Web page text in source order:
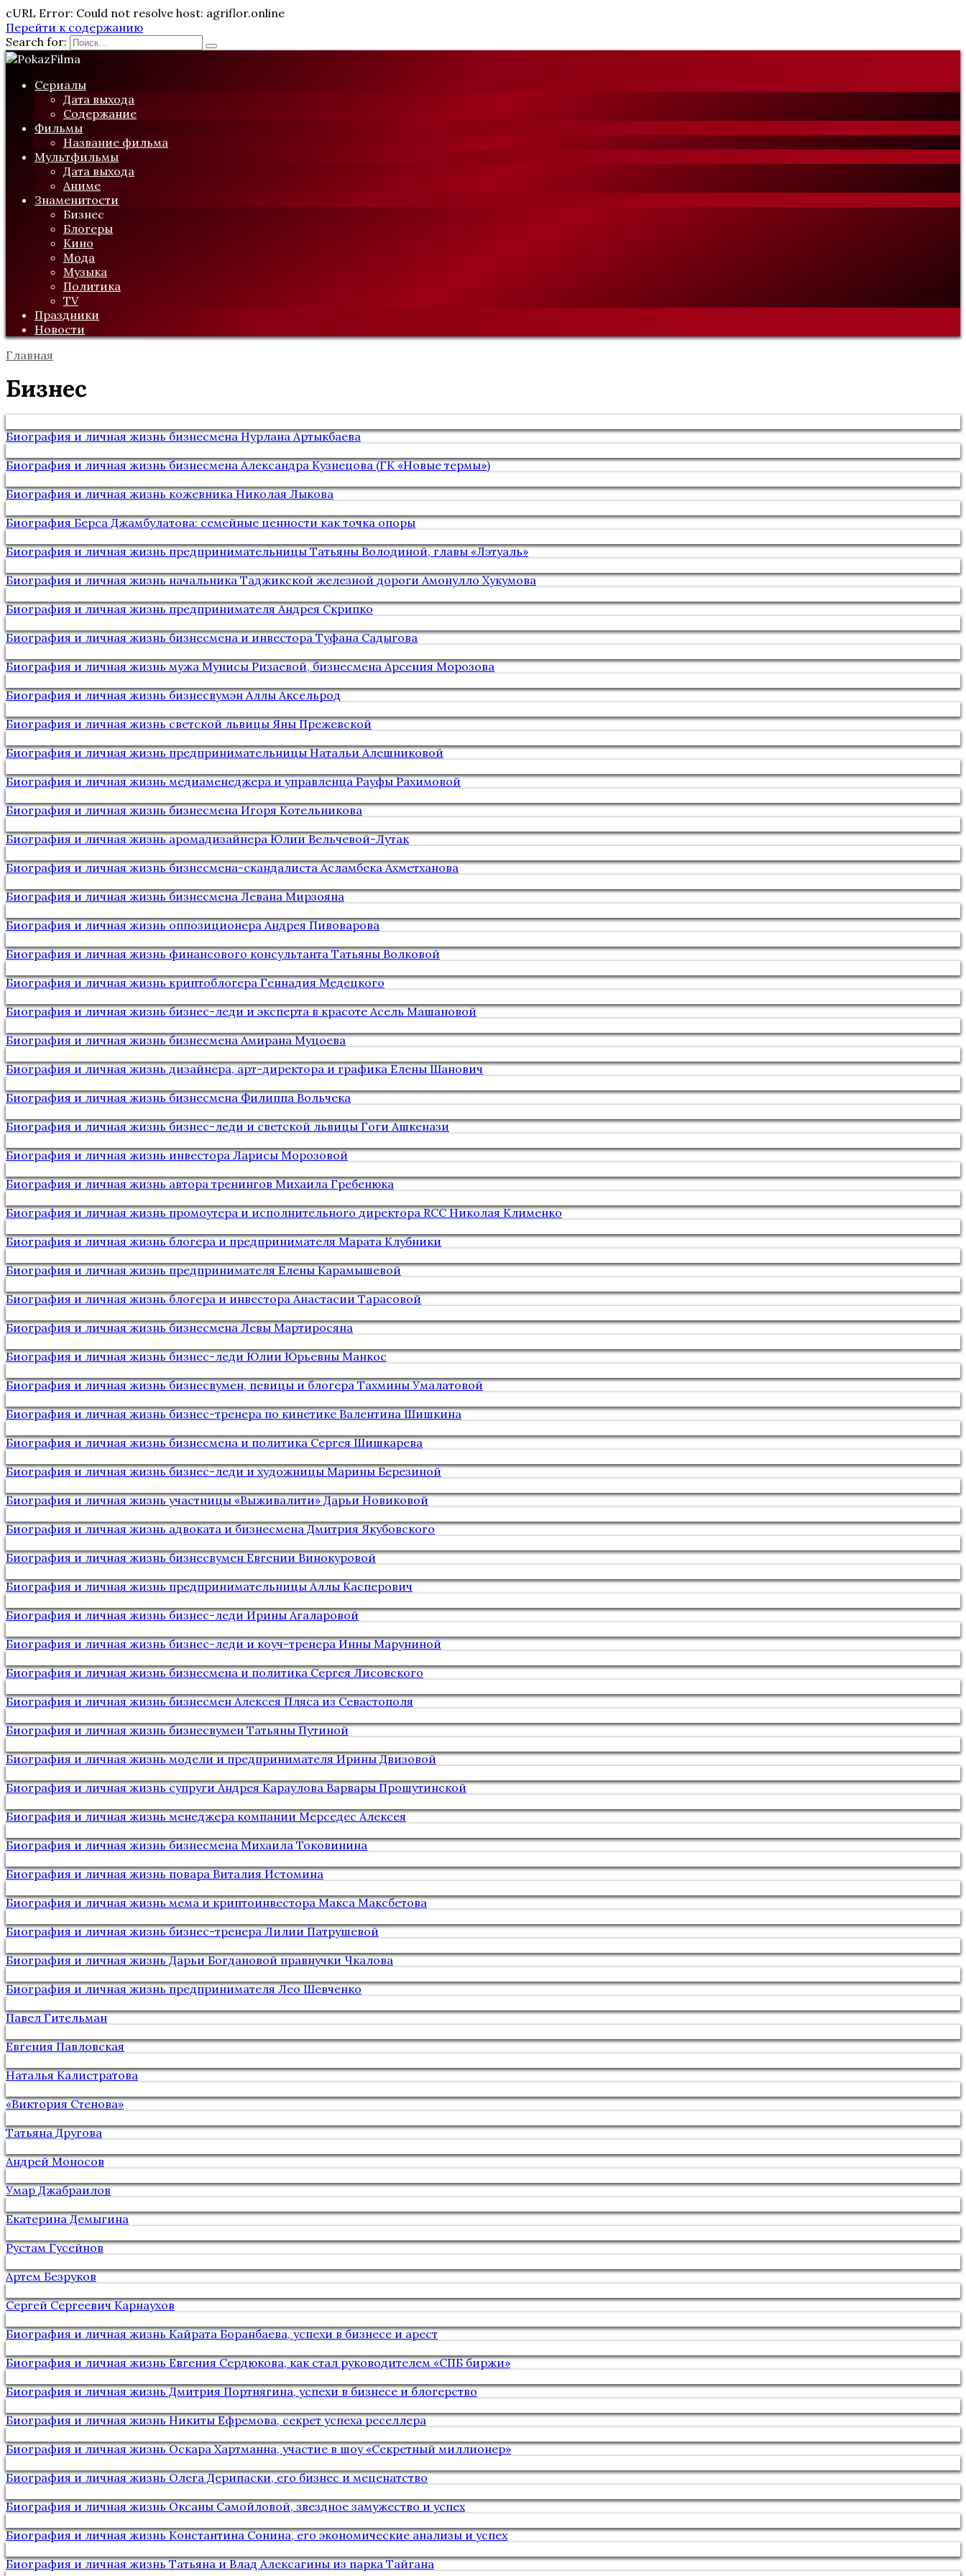
cURL Error: Could not resolve host: agriflor.online
Перейти к содержанию
Search for:
Сериалы
Дата выхода
Содержание
Фильмы
Название фильма
Мультфильмы
Дата выхода
Аниме
Знаменитости
Бизнес
Блогеры
Кино
Мода
Музыка
Политика
TV
Праздники
Новости
Главная
Бизнес
Биография и личная жизнь бизнесмена Нурлана Артыкбаева
Биография и личная жизнь бизнесмена Александра Кузнецова (ГК «Новые термы»)
Биография и личная жизнь кожевника Николая Лыкова
Биография Берса Джамбулатова: семейные ценности как точка опоры
Биография и личная жизнь предпринимательницы Татьяны Володиной, главы «Лэтуаль»
Биография и личная жизнь начальника Таджикской железной дороги Амонулло Хукумова
Биография и личная жизнь предпринимателя Андрея Скрипко
Биография и личная жизнь бизнесмена и инвестора Туфана Садыгова
Биография и личная жизнь мужа Мунисы Ризаевой, бизнесмена Арсения Морозова
Биография и личная жизнь бизнесвумэн Аллы Аксельрод
Биография и личная жизнь светской львицы Яны Прежевской
Биография и личная жизнь предпринимательницы Натальи Алешниковой
Биография и личная жизнь медиаменеджера и управленца Рауфы Рахимовой
Биография и личная жизнь бизнесмена Игоря Котельникова
Биография и личная жизнь аромадизайнера Юлии Вельчевой-Лутак
Биография и личная жизнь бизнесмена-скандалиста Асламбека Ахметханова
Биография и личная жизнь бизнесмена Левана Мирзояна
Биография и личная жизнь оппозиционера Андрея Пивоварова
Биография и личная жизнь финансового консультанта Татьяны Волковой
Биография и личная жизнь криптоблогера Геннадия Медецкого
Биография и личная жизнь бизнес-леди и эксперта в красоте Асель Машановой
Биография и личная жизнь бизнесмена Амирана Муцоева
Биография и личная жизнь дизайнера, арт-директора и графика Елены Шанович
Биография и личная жизнь бизнесмена Филиппа Вольчека
Биография и личная жизнь бизнес-леди и светской львицы Гоги Ашкенази
Биография и личная жизнь инвестора Ларисы Морозовой
Биография и личная жизнь автора тренингов Михаила Гребенюка
Биография и личная жизнь промоутера и исполнительного директора RCC Николая Клименко
Биография и личная жизнь блогера и предпринимателя Марата Клубники
Биография и личная жизнь предпринимателя Елены Карамышевой
Биография и личная жизнь блогера и инвестора Анастасии Тарасовой
Биография и личная жизнь бизнесмена Левы Мартиросяна
Биография и личная жизнь бизнес-леди Юлии Юрьевны Манкос
Биография и личная жизнь бизнесвумен, певицы и блогера Тахмины Умалатовой
Биография и личная жизнь бизнес-тренера по кинетике Валентина Шишкина
Биография и личная жизнь бизнесмена и политика Сергея Шишкарева
Биография и личная жизнь бизнес-леди и художницы Марины Березиной
Биография и личная жизнь участницы «Выживалити» Дарьи Новиковой
Биография и личная жизнь адвоката и бизнесмена Дмитрия Якубовского
Биография и личная жизнь бизнесвумен Евгении Винокуровой
Биография и личная жизнь предпринимательницы Аллы Касперович
Биография и личная жизнь бизнес-леди Ирины Агаларовой
Биография и личная жизнь бизнес-леди и коуч-тренера Инны Маруниной
Биография и личная жизнь бизнесмена и политика Сергея Лисовского
Биография и личная жизнь бизнесмен Алексея Пляса из Севастополя
Биография и личная жизнь бизнесвумен Татьяны Путиной
Биография и личная жизнь модели и предпринимателя Ирины Двизовой
Биография и личная жизнь супруги Андрея Караулова Варвары Прошутинской
Биография и личная жизнь менеджера компании Мерседес Алексея
Биография и личная жизнь бизнесмена Михаила Токовинина
Биография и личная жизнь повара Виталия Истомина
Биография и личная жизнь мема и криптоинвестора Макса Максбетова
Биография и личная жизнь бизнес-тренера Лилии Патрушевой
Биография и личная жизнь Дарьи Богдановой правнучки Чкалова
Биография и личная жизнь предпринимателя Лео Шевченко
Павел Гительман
Евгения Павловская
Наталья Калистратова
«Виктория Стенова»
Татьяна Другова
Андрей Моносов
Умар Джабраилов
Екатерина Демыгина
Рустам Гусейнов
Артем Безруков
Сергей Сергеевич Карнаухов
Биография и личная жизнь Кайрата Боранбаева, успехи в бизнесе и арест
Биография и личная жизнь Евгения Сердюкова, как стал руководителем «СПБ биржи»
Биография и личная жизнь Дмитрия Портнягина, успехи в бизнесе и блогерство
Биография и личная жизнь Никиты Ефремова, секрет успеха реселлера
Биография и личная жизнь Оскара Хартманна, участие в шоу «Секретный миллионер»
Биография и личная жизнь Олега Дерипаски, его бизнес и меценатство
Биография и личная жизнь Оксаны Самойловой, звездное замужество и успех
Биография и личная жизнь Константина Сонина, его экономические анализы и успех
Биография и личная жизнь Татьяна и Влад Алексагины из парка Тайгана